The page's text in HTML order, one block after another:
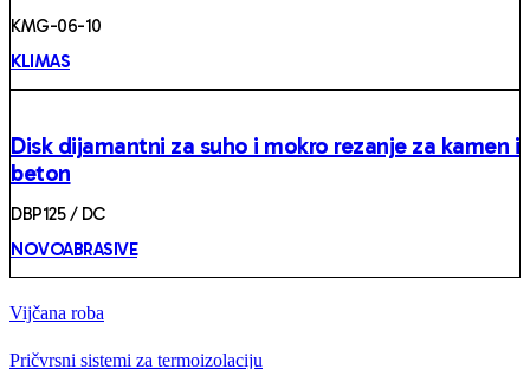
KMG-06-10
KLIMAS
Disk dijamantni za suho i mokro rezanje za kamen i
beton
DBP125 / DC
NOVOABRASIVE
Vijčana roba
Pričvrsni sistemi za termoizolaciju